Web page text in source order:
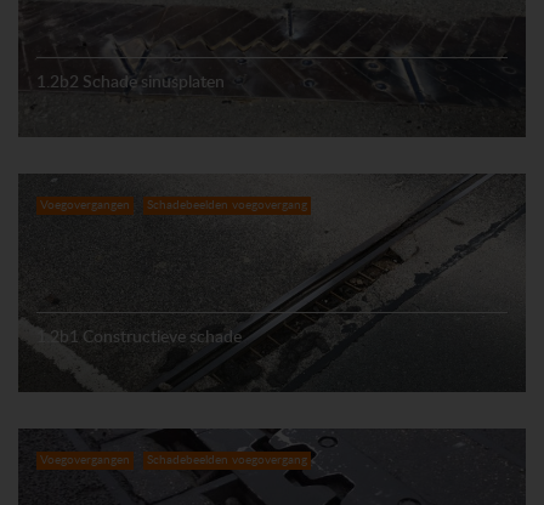
1.2b2 Schade sinusplaten
Voegovergangen Schadebeelden voegovergang
1.2b1 Constructieve schade
Voegovergangen Schadebeelden voegovergang